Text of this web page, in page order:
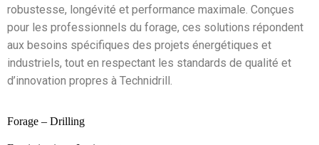
robustesse, longévité et performance maximale. Conçues
pour les professionnels du forage, ces solutions répondent
aux besoins spécifiques des projets énergétiques et
industriels, tout en respectant les standards de qualité et
d’innovation propres à Technidrill.
Forage – Drilling